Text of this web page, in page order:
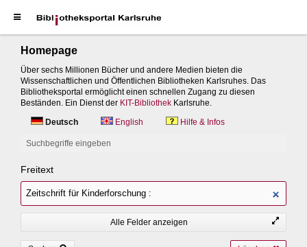
Homepage
Über sechs Millionen Bücher und andere Medien bieten die
Wissenschaftlichen und Öffentlichen Bibliotheken Karlsruhes. Das
Bibliotheksportal ermöglicht einen schnellen Zugang zu diesen
Beständen. Ein Dienst der KIT-Bibliothek Karlsruhe.
Deutsch
English Hilfe & Infos
Suchbegriffe eingeben
Freitext
Alle Felder anzeigen